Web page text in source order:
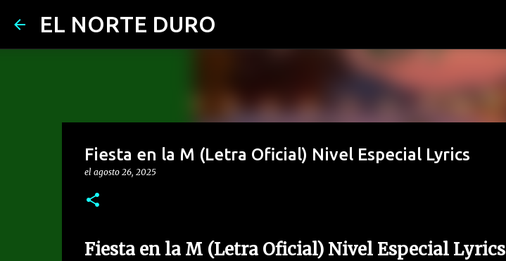
EL NORTE DURO
Fiesta en la M (Letra Oficial) Nivel Especial Lyrics
el agosto 26, 2025
Fiesta en la M (Letra Oficial) Nivel Especial Lyrics